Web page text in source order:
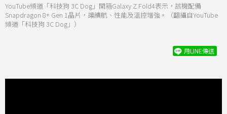
YouTube頻道「科技狗 3C Dog」開箱Galaxy Z Fold4表示，該機配備
Snapdragon 8+ Gen 1晶片，讓續航、性能及溫控增強。（翻攝自YouTube
頻道「科技狗 3C Dog」）
用LINE傳送